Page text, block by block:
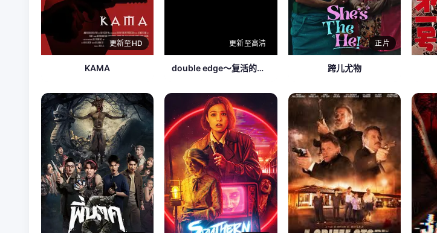
更新至HD
KAMA
更新至高清
double edge～复活的男人
正片
跨儿尤物